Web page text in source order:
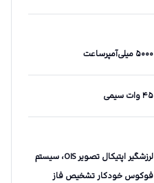
۵۰۰۰ میلی‌آمپرساعت
۴۵ وات سیمی
لرزشگیر اپتیکال تصویر OIS، سیستم
فوکوس خودکار تشخیص فاز